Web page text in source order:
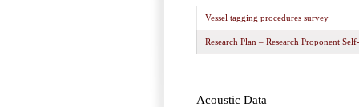
Vessel tagging procedures survey
Research Plan – Research Proponent
Acoustic Data